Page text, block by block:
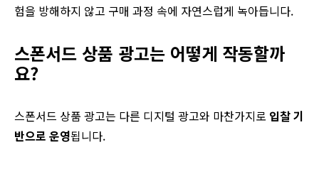
험을 방해하지 않고 구매 과정 속에 자연스럽게 녹아듭니다.
스폰서드 상품 광고는 어떻게 작동할까
요?
스폰서드 상품 광고는 다른 디지털 광고와 마찬가지로 입찰 기
반으로 운영됩니다.